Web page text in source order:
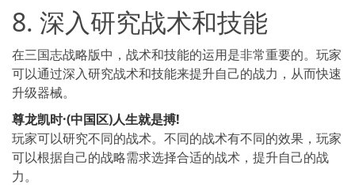
8. 深入研究战术和技能
在三国志战略版中，战术和技能的运用是非常重要的。玩家
可以通过深入研究战术和技能来提升自己的战力，从而快速
升级器械。
尊龙凯时·(中国区)人生就是搏!
玩家可以研究不同的战术。不同的战术有不同的效果，玩家
可以根据自己的战略需求选择合适的战术，提升自己的战
力。